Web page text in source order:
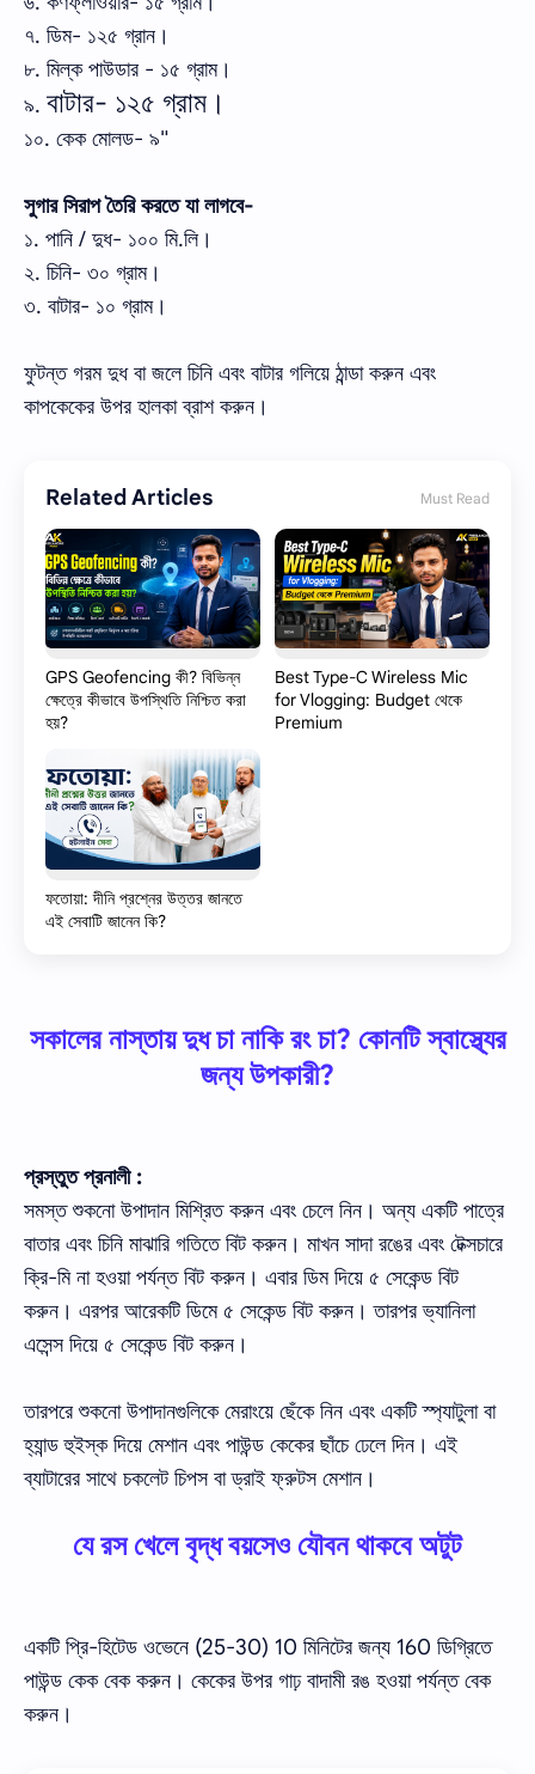
৭. ডিম- ১২৫ গ্রান।
৮. মিল্ক পাউডার - ১৫ গ্রাম।
৯. বাটার- ১২৫ গ্রাম।
১০. কেক মোলড- ৯"
সুগার সিরাপ তৈরি করতে যা লাগবে-
১. পানি / দুধ- ১০০ মি.লি।
২. চিনি- ৩০ গ্রাম।
৩. বাটার- ১০ গ্রাম।
ফুটন্ত গরম দুধ বা জলে চিনি এবং বাটার গলিয়ে ঠান্ডা করুন এবং
কাপকেকের উপর হালকা ব্রাশ করুন।
Related Articles Must Read
GPS Geofencing কী? বিভিন্ন
ক্ষেত্রে কীভাবে উপস্থিতি নিশ্চিত করা
হয়?
Best Type-C Wireless Mic
for Vlogging: Budget থেকে
Premium
ফতোয়া: দীনি প্রশ্নের উত্তর জানতে
এই সেবাটি জানেন কি?
সকালের নাস্তায় দুধ চা নাকি রং চা? কোনটি স্বাস্থ্যের
জন্য উপকারী?
প্রস্তুত প্রনালী :
সমস্ত শুকনো উপাদান মিশ্রিত করুন এবং চেলে নিন। অন্য একটি পাত্রে
বাতার এবং চিনি মাঝারি গতিতে বিট করুন। মাখন সাদা রঙের এবং টেক্সচারে
ক্রি-মি না হওয়া পর্যন্ত বিট করুন। এবার ডিম দিয়ে ৫ সেকেন্ড বিট
করুন। এরপর আরেকটি ডিমে ৫ সেকেন্ড বিট করুন। তারপর ভ্যানিলা
এসেন্স দিয়ে ৫ সেকেন্ড বিট করুন।
তারপরে শুকনো উপাদানগুলিকে মেরাংয়ে ছেঁকে নিন এবং একটি স্প্যাটুলা বা
হ্যান্ড হুইস্ক দিয়ে মেশান এবং পাউন্ড কেকের ছাঁচে ঢেলে দিন। এই
ব্যাটারের সাথে চকলেট চিপস বা ড্রাই ফ্রুটস মেশান।
যে রস খেলে বৃদ্ধ বয়সেও যৌবন থাকবে অটুট
একটি প্রি-হিটেড ওভেনে (25-30) 10 মিনিটের জন্য 160 ডিগ্রিতে
পাউন্ড কেক বেক করুন। কেকের উপর গাঢ় বাদামী রঙ হওয়া পর্যন্ত বেক
করুন।